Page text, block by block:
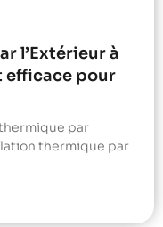
l’Extérieur à
efficace pour
par
thermique par